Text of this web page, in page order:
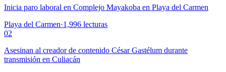
Inicia paro laboral en Complejo Mayakoba en Playa del Carmen
Playa del Carmen·1,996 lecturas
02
Asesinan al creador de contenido César Gastélum durante
transmisión en Culiacán